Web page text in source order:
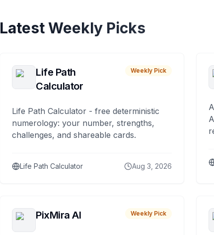
Latest Weekly Picks
Life Path
Calculator
Weekly Pick
Life Path Calculator - free deterministic
numerology: your number, strengths,
challenges, and shareable cards.
Life Path Calculator Aug 3, 2026
PixMira AI Weekly Pick